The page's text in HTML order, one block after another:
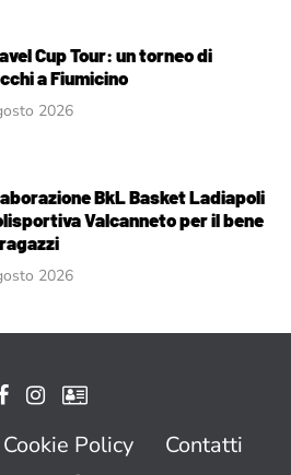
Cup Tour: un torneo di
a Fiumicino
2026
BkL Basket Ladiapoli
Valcanneto per il bene
2026
Cookie Policy
Contatti